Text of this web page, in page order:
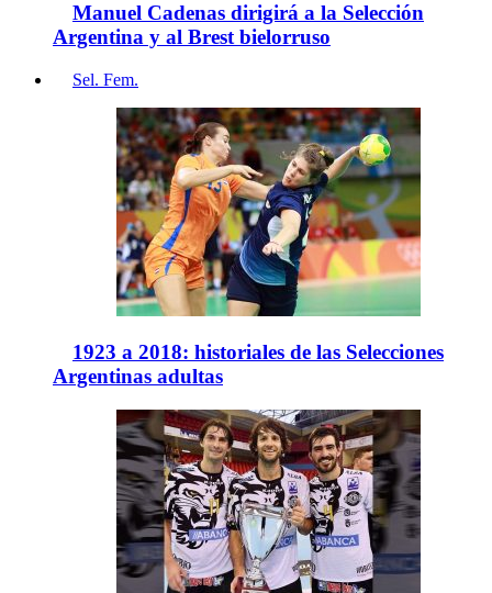
Manuel Cadenas dirigirá a la Selección
Argentina y al Brest bielorruso
Sel. Fem.
1923 a 2018: historiales de las Selecciones
Argentinas adultas